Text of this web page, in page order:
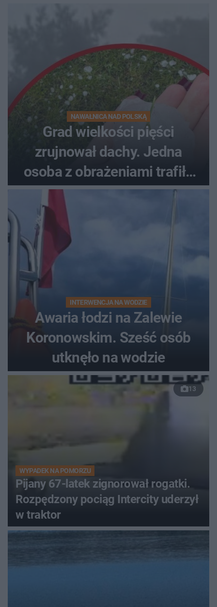
NAWAŁNICA NAD POLSKĄ
Grad wielkości pięści
zrujnował dachy. Jedna
osoba z obrażeniami trafiła
do szpitala
INTERWENCJA NA WODZIE
Awaria łodzi na Zalewie
Koronowskim. Sześć osób
utknęło na wodzie
13
WYPADEK NA POMORZU
Pijany 67-latek zignorował rogatki.
Rozpędzony pociąg Intercity uderzył
w traktor